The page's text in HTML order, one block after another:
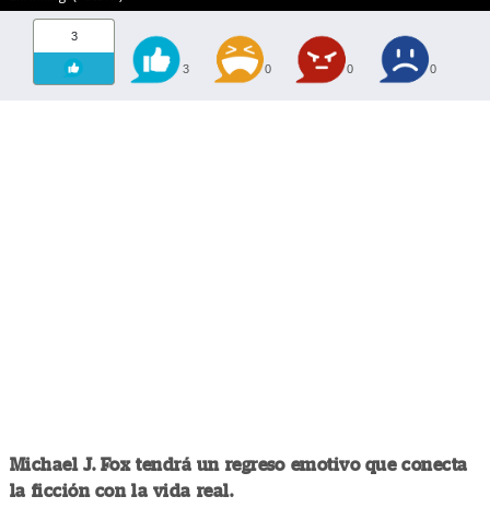
3
3 0 0 0
Michael J. Fox tendrá un regreso emotivo que conecta
la ficción con la vida real.